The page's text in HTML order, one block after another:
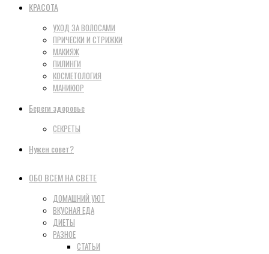
КРАСОТА
УХОД ЗА ВОЛОСАМИ
ПРИЧЕСКИ И СТРИЖКИ
МАКИЯЖ
ПИЛИНГИ
КОСМЕТОЛОГИЯ
МАНИКЮР
Береги здоровье
СЕКРЕТЫ
Нужен совет?
ОБО ВСЕМ НА СВЕТЕ
ДОМАШНИЙ УЮТ
ВКУСНАЯ ЕДА
ДИЕТЫ
РАЗНОЕ
СТАТЬИ